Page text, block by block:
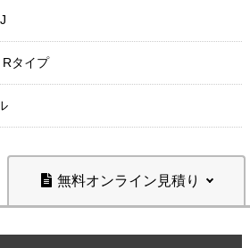
タイプ
無料オンライン見積り